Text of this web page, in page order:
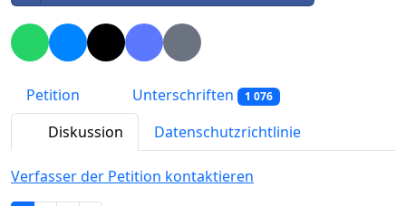
Petition Unterschriften 1 076
Diskussion Datenschutzrichtlinie
Verfasser der Petition kontaktieren